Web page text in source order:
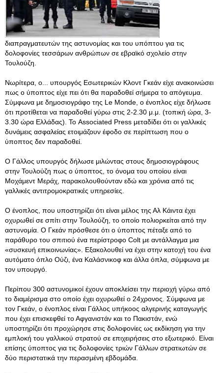
διαπραγματευτών της αστυνομίας και του υπόπτου για τις
δολοφονίες τεσσάρων ανθρώπων σε εβραϊκό σχολείο στην
Τουλούζη.
Νωρίτερα, ο... υπουργός Εσωτερικών Κλοντ Γκεάν είχε ανακοινώσει
πως ο ύποπτος είχε πει ότι θα παραδοθεί σήμερα το απόγευμα.
Σύμφωνα με δημοσιογράφο της Le Monde, ο ένοπλος είχε δήλωσε
ότι προτίθεται να παραδοθεί γύρω στις 2-2.30 μ.μ. (τοπική ώρα, 3-
3.30 ώρα Ελλάδας). Το Associated Press μεταδίδει ότι οι γαλλικές
δυνάμεις ασφαλείας ετοιμάζουν έφοδο σε περίπτωση που ο
ύποπτος δεν παραδοθεί.
Ο Γάλλος υπουργός δήλωσε μιλώντας στους δημοσιογράφους
στην Τουλούζη πως ο ύποπτος, το όνομα του οποίου είναι
Μοχάμεντ Μεράχ, παρακολουθούνταν εδώ και χρόνια από τις
γαλλικές αντιτρομοκρατικές υπηρεσίες.
Ο ένοπλος, που υποστηρίζει ότι είναι μέλος της Αλ Κάιντα έχει
οχυρωθεί σε σπίτι στην Τουλούζη, το οποίο πολιορκείται από την
αστυνομία. Ο Γκεάν πρόσθεσε ότι ο ύποπτος πέταξε από το
παράθυρο του σπιτιού ένα περίστροφο Colt με αντάλλαγμα μια
«συσκευή επικοινωνίας». Εξακολουθεί να έχει στην κατοχή του ένα
αυτόματο όπλο Ούζι, ένα Καλάσνικοφ και άλλα όπλα, σύμφωνα με
τον υπουργό.
Περίπου 300 αστυνομικοί έχουν αποκλείσει την περιοχή γύρω από
το διαμέρισμα στο οποίο έχει οχυρωθεί ο 24χρονος. Σύμφωνα με
τον Γκεάν, ο ένοπλος είναι Γάλλος υπήκοος αλγερινής καταγωγής
που έχει επισκεφθεί το Αφγανιστάν και το Πακιστάν, ενώ
υποστηρίζει ότι προχώρησε στις δολοφονίες ως εκδίκηση για την
εμπλοκή του γαλλικού στρατού σε επιχειρήσεις στο εξωτερικό. Είναι
επίσης ύποπτος για τις δολοφονίες τριών Γάλλων στρατιωτών σε
δύο περιστατικά την περασμένη εβδομάδα.